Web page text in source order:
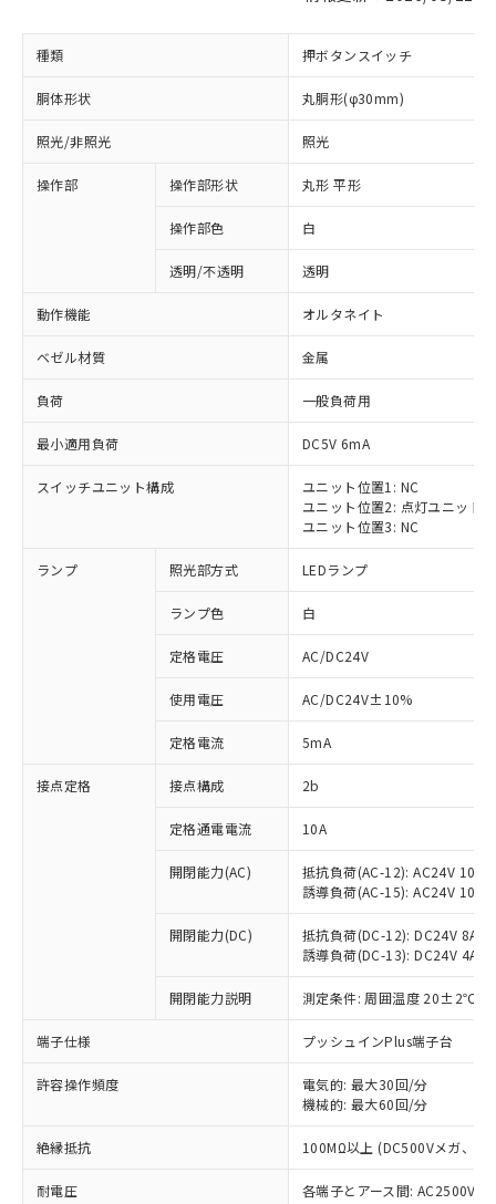
種類 押ボタンスイッチ
胴体形状 丸胴形(φ30mm)
照光/非照光 照光
操作部 操作部形状 丸形 平形
操作部色 白
透明/不透明 透明
動作機能 オルタネイト
ベゼル材質 金属
負荷 一般負荷用
最小適用負荷 DC5V 6mA
スイッチユニット構成
ユニット位置1: NC
ユニット位置2: 点灯ユニット
ユニット位置3: NC
ランプ 照光部方式 LEDランプ
ランプ色 白
定格電圧 AC/DC24V
使用電圧 AC/DC24V±10%
定格電流 5mA
接点定格 接点構成 2b
定格通電電流 10A
開閉能力(AC)
抵抗負荷(AC-12): AC24V 10A/
誘導負荷(AC-15): AC24V
開閉能力(DC)
抵抗負荷(DC-12): DC24V 8A/
誘導負荷(DC-13): DC24V 4A/
開閉能力説明 測定条件: 周囲温度 20±2℃、
端子仕様 プッシュインPlus端子台
許容操作頻度
電気的: 最大30回/分
機械的: 最大60回/分
絶縁抵抗 100MΩ以上 (DC500Vメガ、点
耐電圧
各端子とアース間: AC2500V
ご利用条件
以下の条件をお読みいただき、同意のうえ
本サービスは、当社制御機器事業取扱
商品の当社在庫状況および標準価格
(税抜)を提供させていただくもので
当社制御機器事業取扱商品の中には、
本サービスの対象外となる商品もある
ことをご了承ください。
在庫状況および標準価格照会結果は、
記載している更新日時点での社内デー
タに基づき作成されるものであり、閲
覧された時点での実際の在庫および標
準価格とは異なる場合があることをご
対応済み：EU RoHS指令（10物質）の
非含有に対応した製品が提供可能な商品で
対応予定：EU RoHS指令（10物質）の非含
有に対応した製品に切り替える予定のある
対応予定なし：EU RoHS指令（10物質）の
非含有に非対応の商品で、対応品を出す予
調査・確認中：EU RoHS指令（10物質）の
非含有の対応状況を調査中または確認中の
非該当品：ライセンス料など無形物で、有
害物質有無と関係のない商品です。
仕入先様の事情により、非含有部品として
いたものが、含有品と判明した場合などや
むを得ず変更することがあります。
*EU RoHS指令（10物質）：
鉛(Pb) 1000ppm以下、 水銀(Hg) 1000ppm以下、 カド
六価クロム(Cr(Ⅵ)) 1000ppm以下、ポリ臭化ビフェニル
※1 中国RoHS○×表
「○」：最大均質材料含有率が中国RoHSの
基準値以下であることを示します。
「×」：最大均質材料含有率が中国RoHSの
基準値を超えていることを示します。
「－」：未確認です。当社販売部門へお問
*中国RoHS10物質の基準値 (GB/T26572)：
当社は、これら貴社製品のうち、外国
為替および外国貿易法に定める商品
（以下｢規制貨物等」という）を輸出
または国外への提供する場合は、日本
国政府の輸出許可(または役務取引許
可)を取得するなどの必要な手続きを